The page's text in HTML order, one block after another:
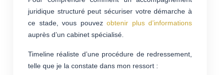
juridique structuré peut sécuriser votre démarche à
ce stade, vous pouvez obtenir plus d’informations
auprès d’un cabinet spécialisé.
Timeline réaliste d’une procédure de redressement,
telle que je la constate dans mon ressort :